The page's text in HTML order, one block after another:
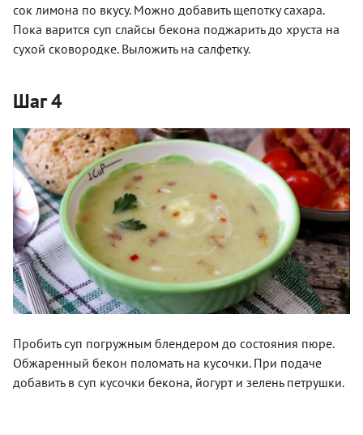
сок лимона по вкусу. Можно добавить щепотку сахара.
Пока варится суп слайсы бекона поджарить до хруста на
сухой сковородке. Выложить на салфетку.
Шаг 4
Пробить суп погружным блендером до состояния пюре.
Обжаренный бекон поломать на кусочки. При подаче
добавить в суп кусочки бекона, йогурт и зелень петрушки.